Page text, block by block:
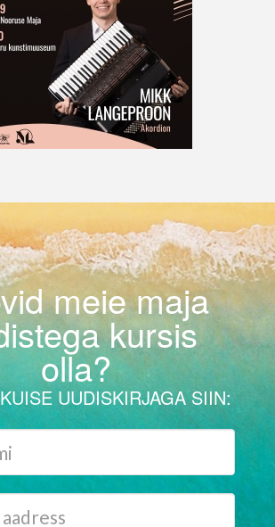
meie maja
kursis
olla?
UUDISKIRJAGA SIIN: